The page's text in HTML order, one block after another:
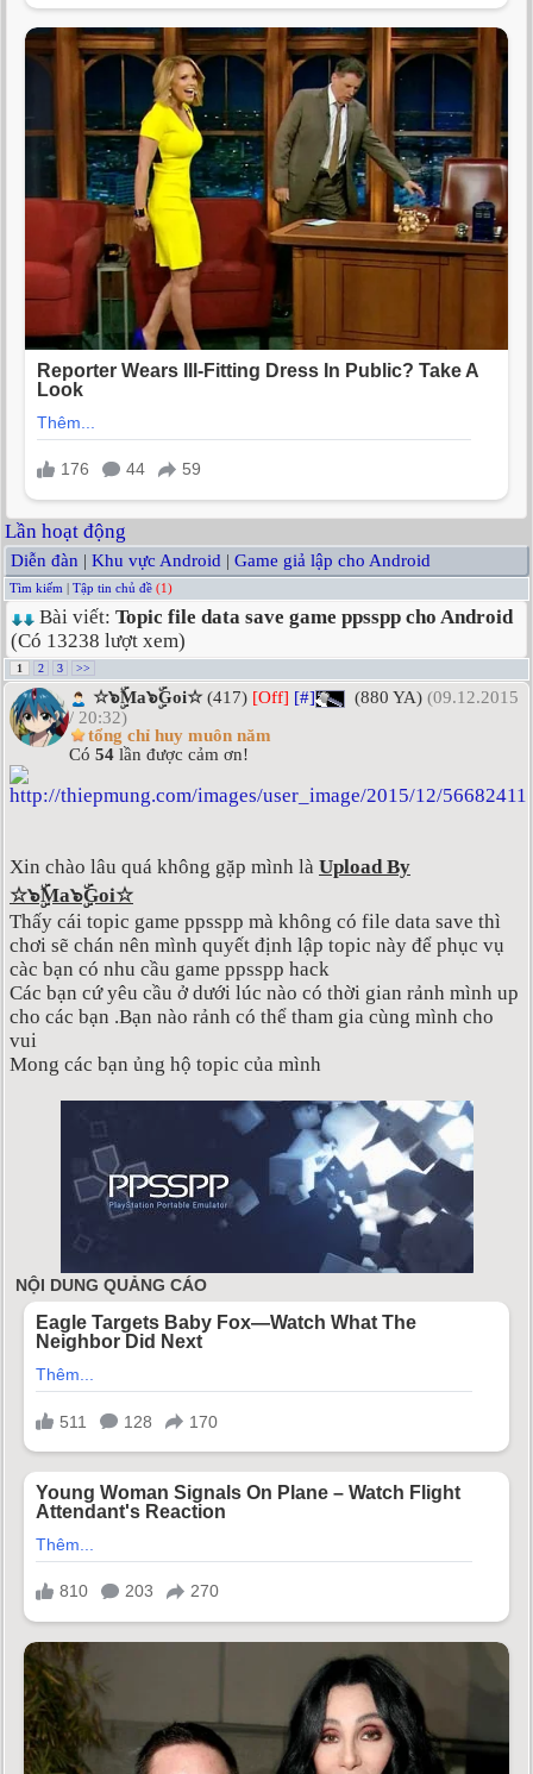
Lần hoạt động
Diễn đàn | Khu vực Android | Game giả lập cho Android
Tìm kiếm | Tập tin chủ đề (1)
Bài viết: Topic file data save game ppsspp cho Android
(Có 13238 lượt xem)
1 2 3 >>
☆๖ۣۜMa๖ۣۜGoi☆(417) [Off] [#] (880 YA) (09.12.2015
/ 20:32)
tổng chỉ huy muôn năm
Có 54 lần được cảm ơn!
Xin chào lâu quá không gặp mình là Upload By
☆๖ۣۜMa๖ۣۜGoi☆
Thấy cái topic game ppsspp mà không có file data save thì
chơi sẽ chán nên mình quyết định lập topic này để phục vụ
càc bạn có nhu cầu game ppsspp hack
Các bạn cứ yêu cầu ở dưới lúc nào có thời gian rảnh mình up
cho các bạn .Bạn nào rảnh có thể tham gia cùng mình cho
vui
Mong các bạn ủng hộ topic của mình